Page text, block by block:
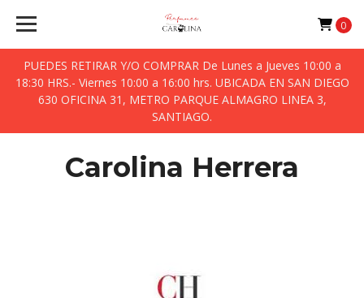
PUEDES RETIRAR Y/O COMPRAR De Lunes a Jueves 10:00 a
18:30 HRS.- Viernes 10:00 a 16:00 hrs. UBICADA EN SAN DIEGO
630 OFICINA 31, METRO PARQUE ALMAGRO LINEA 3,
SANTIAGO.
0
Carolina Herrera